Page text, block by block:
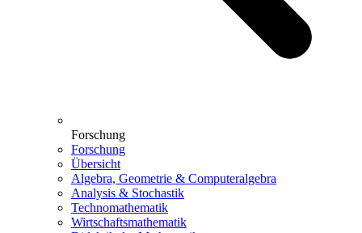
Forschung
Forschung
Übersicht
Algebra, Geometrie & Computeralgebra
Analysis & Stochastik
Technomathematik
Wirtschaftsmathematik